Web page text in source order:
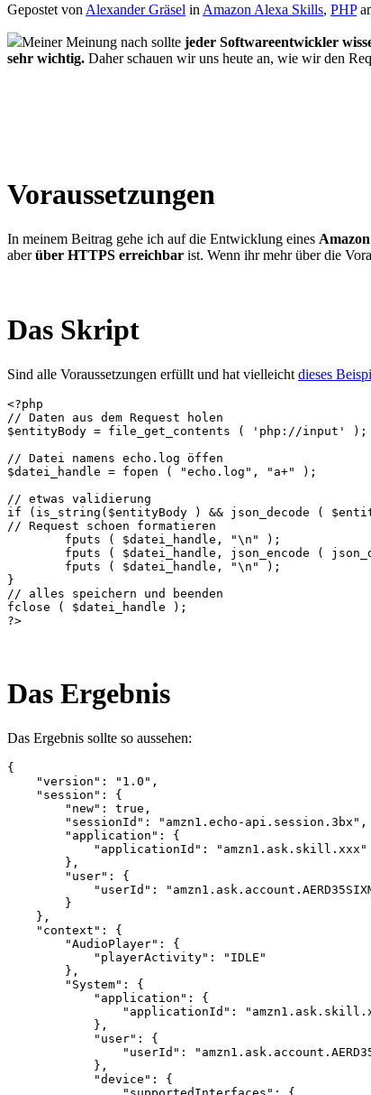
Gepostet von Alexander Gräsel in Amazon Alexa Skills, PHP
Meiner Meinung nach sollte jeder Softwareentwickler
sehr wichtig. Daher schauen wir uns heute an, wie wir den
Voraussetzungen
In meinem Beitrag gehe ich auf die Entwicklung eines
aberüber HTTPS erreichbar ist. Wenn ihr mehr über die
Das Skript
Sind alle Voraussetzungen erfüllt und hat vielleicht dieses
<?php
// Daten aus dem Request holen
$entityBody = file_get_contents ( 'php://input' );
// Datei namens echo.log öffen
$datei_handle = fopen ( "echo.log", "a+" );
// etwas validierung
if (is_string($entityBody ) && json_decode (
// Request schoen formatieren
}
// alles speichern und beenden
fclose ( $datei_handle );
Das Ergebnis
Das Ergebnis sollte so aussehen:
{
    "version": "1.0",
    "session": {
        "new": true,
        "sessionId": "amzn1.echo-api.session.3bx",
        "application": {
            "applicationId": "amzn1.ask.skill.xxx"
        },
        "user": {
"userId":
        }
    },
    "context": {
        "AudioPlayer": {
            "playerActivity": "IDLE"
        },
        "System": {
            "application": {
"applicationId":
            },
            "user": {
"userId":
            },
            "device": {
                "supportedInterfaces": {